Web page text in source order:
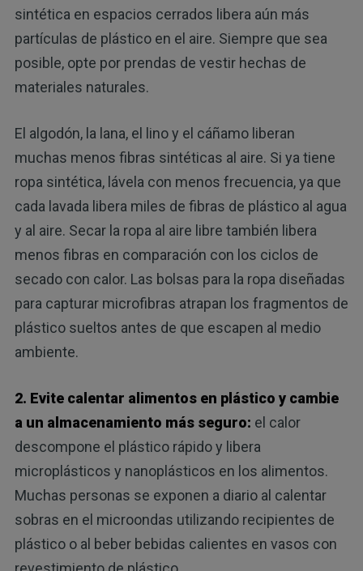
sintética en espacios cerrados libera aún más
partículas de plástico en el aire. Siempre que sea
posible, opte por prendas de vestir hechas de
materiales naturales.
El algodón, la lana, el lino y el cáñamo liberan
muchas menos fibras sintéticas al aire. Si ya tiene
ropa sintética, lávela con menos frecuencia, ya que
cada lavada libera miles de fibras de plástico al agua
y al aire. Secar la ropa al aire libre también libera
menos fibras en comparación con los ciclos de
secado con calor. Las bolsas para la ropa diseñadas
para capturar microfibras atrapan los fragmentos de
plástico sueltos antes de que escapen al medio
ambiente.
2. Evite calentar alimentos en plástico y cambie
a un almacenamiento más seguro: el calor
descompone el plástico rápido y libera
microplásticos y nanoplásticos en los alimentos.
Muchas personas se exponen a diario al calentar
sobras en el microondas utilizando recipientes de
plástico o al beber bebidas calientes en vasos con